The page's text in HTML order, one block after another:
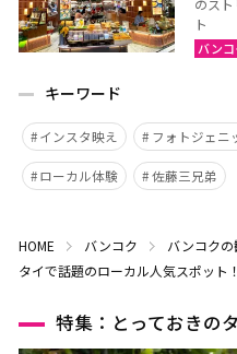
のス
ト
バンコ
キーワード
インスタ映え フォトジェニ
ローカル体験 佐藤三兄弟
HOME バンコク
バンコクの
タイで話題のローカル人気スポット
特集：とっておきの